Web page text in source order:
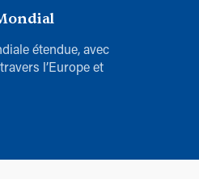
étendue, avec
l’Europe et